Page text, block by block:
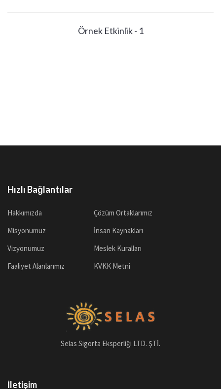
Örnek Etkinlik - 1
Hızlı Bağlantılar
Hakkımızda
Misyonumuz
Vizyonumuz
Faaliyet Alanlarımız
Çözüm Ortaklarımız
İnsan Kaynakları
Meslek Kuralları
KVKK Metni
Selas Sigorta Eksperliği LTD. ŞTİ.
İletişim